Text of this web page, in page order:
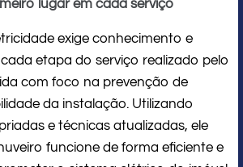
lugar em cada serviço
exige conhecimento e
etapa do serviço realizado pelo
com foco na prevenção de
da instalação. Utilizando
e técnicas atualizadas, ele
funcione de forma eficiente e